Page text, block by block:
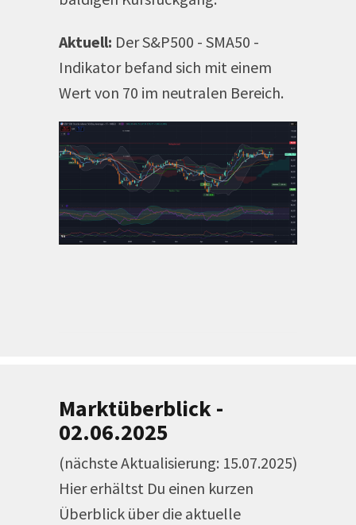
Aktuell: Der S&P500 - SMA50 -
Indikator befand sich mit einem
Wert von 70 im neutralen Bereich.
Marktüberblick -
02.06.2025
(nächste Aktualisierung: 15.07.2025)
Hier erhältst Du einen kurzen
Überblick über die aktuelle